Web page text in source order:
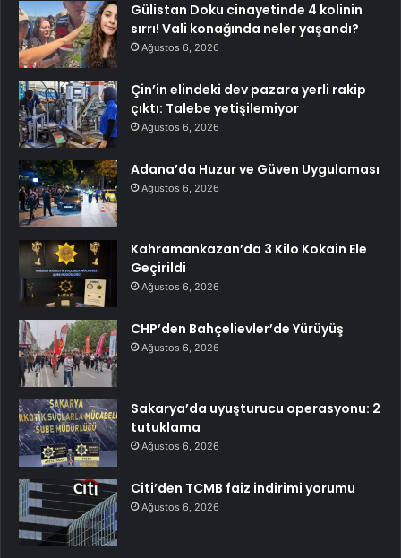
Gülistan Doku cinayetinde 4 kolinin
sırrı! Vali konağında neler yaşandı?
Ağustos 6, 2026
Çin’in elindeki dev pazara yerli rakip
çıktı: Talebe yetişilemiyor
Ağustos 6, 2026
Adana’da Huzur ve Güven Uygulaması
Ağustos 6, 2026
Kahramankazan’da 3 Kilo Kokain Ele
Geçirildi
Ağustos 6, 2026
CHP’den Bahçelievler’de Yürüyüş
Ağustos 6, 2026
Sakarya’da uyuşturucu operasyonu: 2
tutuklama
Ağustos 6, 2026
Citi’den TCMB faiz indirimi yorumu
Ağustos 6, 2026